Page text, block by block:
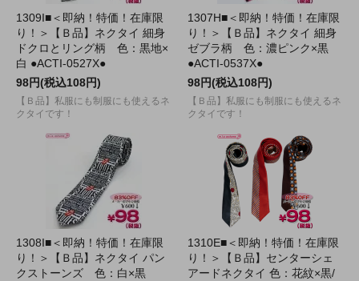
1309I■＜即納！特価！在庫限
り！＞【Ｂ品】ネクタイ 細身
ドクロとリング柄 色：黒地×
白 ●ACTI-0527X●
98円(税込108円)
【Ｂ品】私服にも制服にも使えるネ
クタイです！
1307H■＜即納！特価！在庫限
り！＞【Ｂ品】ネクタイ 細身
ゼブラ柄 色：濃ピンク×黒
●ACTI-0537X●
98円(税込108円)
【Ｂ品】私服にも制服にも使えるネ
クタイです！
1308I■＜即納！特価！在庫限
り！＞【Ｂ品】ネクタイ パン
クストーンズ 色：白×黒
1310E■＜即納！特価！在庫限
り！＞【Ｂ品】センターシェ
アードネクタイ 色：花紋×黒/